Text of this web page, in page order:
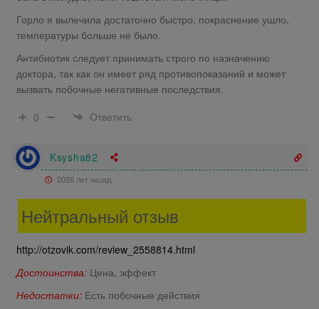
Горло я вылечила достаточно быстро, покраснение ушло,
температуры больше не было.
Антибиотик следует принимать строго по назначению
доктора, так как он имеет ряд противопоказаний и может
вызвать побочные негативные последствия.
0
Ответить
Ksysha82
2026 лет назад
Нейтральный отзыв
http://otzovik.com/review_2558814.html
Достоинства: Цена, эффект
Недостатки: Есть побочные действия